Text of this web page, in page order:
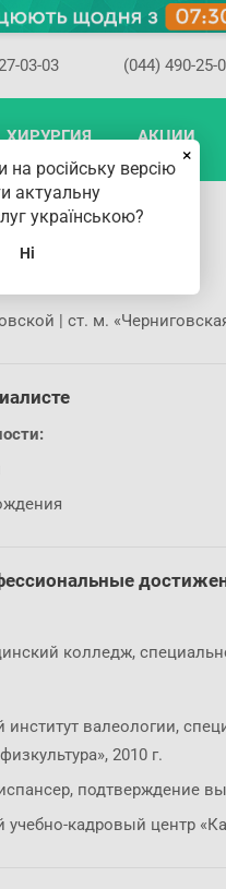
03-03 (044) 490-25-
ХИРУРГИЯ АКЦИИ
| ст. м.
колледж,
институт валеологии,
2010 г.
подтверждение
кадровый центр
×
російську версію
актуальну
українською?
Ні